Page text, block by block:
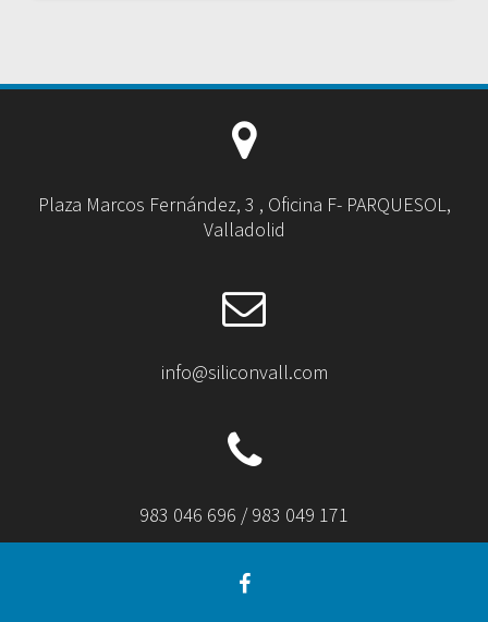
Plaza Marcos Fernández, 3 , Oficina F- PARQUESOL,
Valladolid
info@siliconvall.com
983 046 696 / 983 049 171